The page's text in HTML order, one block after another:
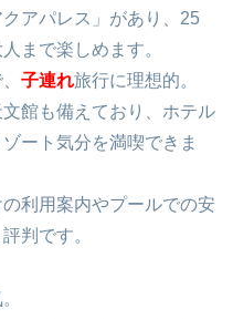
アパレス」があり、25
まで楽しめます。
子連れ旅行に理想的。
館も備えており、ホテル
ート気分を満喫できま
利用案内やプールでの安
判です。